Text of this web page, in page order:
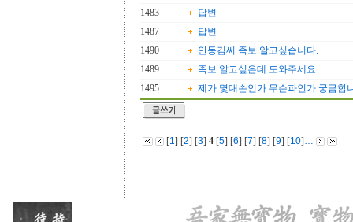
1483
답변
1487
답변
1490
안동김씨 족보 알고싶습니다.
1489
족보 알고싶은데 도와주세요
1495
제가 몇대손인가 무슨파인가 궁금합
[1] [2] [3] 4 [5] [6] [7] [8] [9] [10]…